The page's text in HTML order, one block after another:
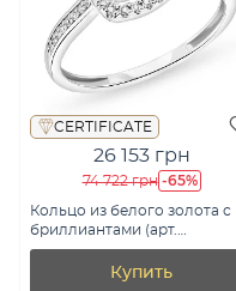
CERTIFICATE
26 153 грн
74 722 грн -65%
Кольцо из белого золота с
бриллиантами (арт.
К011234020б)
Купить